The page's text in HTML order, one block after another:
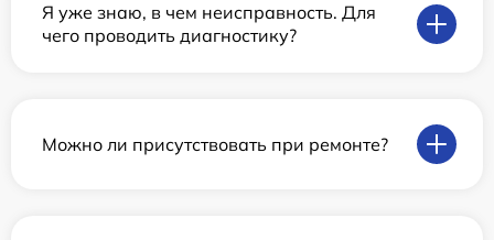
Я уже знаю, в чем неисправность. Для
чего проводить диагностику?
Можно ли присутствовать при ремонте?